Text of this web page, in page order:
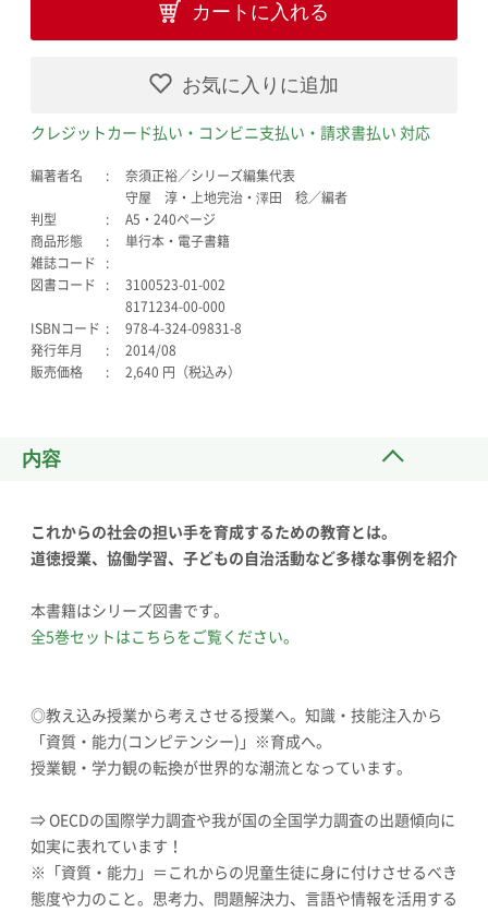
カートに入れる
お気に入りに追加
クレジットカード払い・コンビニ支払い・請求書払い 対応
編著者名
奈須正裕／シリーズ編集代表
守屋 淳・上地完治・澤田 稔／編者
判型
A5・240ページ
商品形態
単行本・電子書籍
雑誌コード
図書コード
3100523-01-002
8171234-00-000
ISBNコード
978-4-324-09831-8
発行年月
2014/08
販売価格
2,640 円（税込み）
内容
これからの社会の担い手を育成するための教育とは。
道徳授業、協働学習、子どもの自治活動など多様な事例を紹介
本書籍はシリーズ図書です。
全5巻セットはこちらをご覧ください。
◎教え込み授業から考えさせる授業へ。知識・技能注入から
「資質・能力(コンピテンシー)」※育成へ。
授業観・学力観の転換が世界的な潮流となっています。
⇒ OECDの国際学力調査や我が国の全国学力調査の出題傾向に
如実に表れています！
※「資質・能力」＝これからの児童生徒に身に付けさせるべき
態度や力のこと。思考力、問題解決力、言語や情報を活用する